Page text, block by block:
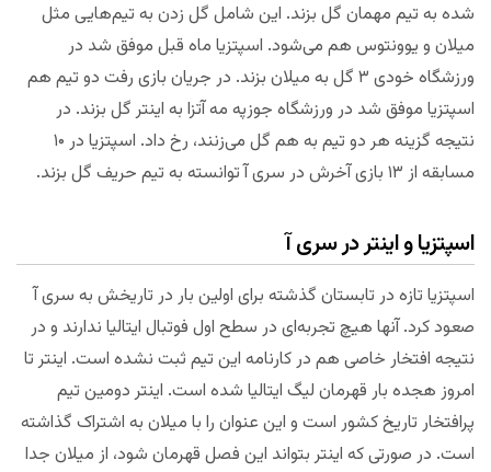
شده به تیم مهمان گل بزند. این شامل گل زدن به تیم‌هایی مثل
میلان و یوونتوس هم می‌شود. اسپتزیا ماه قبل موفق شد در
ورزشگاه خودی ۳ گل به میلان بزند. در جریان بازی رفت دو تیم هم
اسپتزیا موفق شد در ورزشگاه جوزپه مه آتزا به اینتر گل بزند. در
نتیجه گزینه هر دو تیم به هم گل می‌زنند، رخ داد. اسپتزیا در ۱۰
مسابقه از ۱۳ بازی آخرش در سری آ توانسته به تیم حریف گل بزند.
اسپتزیا و اینتر در سری آ
اسپتزیا تازه در تابستان گذشته برای اولین بار در تاریخش به سری آ
صعود کرد. آنها هیچ تجربه‌ای در سطح اول فوتبال ایتالیا ندارند و در
نتیجه افتخار خاصی هم در کارنامه این تیم ثبت نشده است. اینتر تا
امروز هجده بار قهرمان لیگ ایتالیا شده است. اینتر دومین تیم
پرافتخار تاریخ کشور است و این عنوان را با میلان به اشتراک گذاشته
است. در صورتی که اینتر بتواند این فصل قهرمان شود، از میلان جدا